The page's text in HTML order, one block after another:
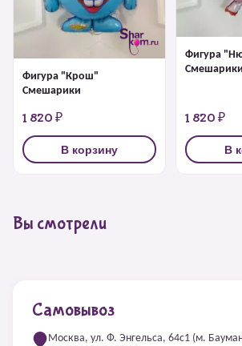
Фигура "Крош"
Смешарики
1 820 ₽
В корзину
Фигура
Смешарики
1 820 ₽
В
Вы смотрели
Самовывоз
Москва, ул. Ф. Энгельса, 64с1 (м.